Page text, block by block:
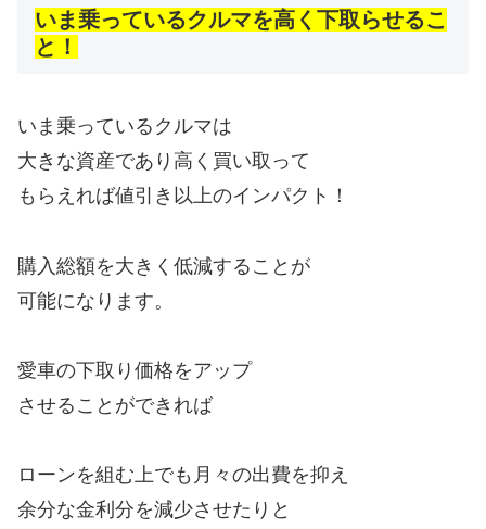
いま乗っているクルマを高く下取らせるこ
と！
いま乗っているクルマは
大きな資産であり高く買い取って
もらえれば値引き以上のインパクト！
購入総額を大きく低減することが
可能になります。
愛車の下取り価格をアップ
させることができれば
ローンを組む上でも月々の出費を抑え
余分な金利分を減少させたりと